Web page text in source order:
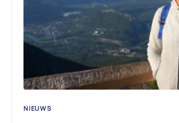
NIEUWS